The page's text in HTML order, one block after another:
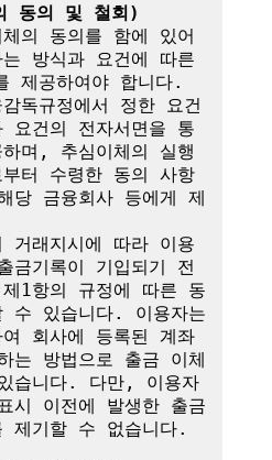
동의 및 철회)
의 동의를 함에 있어
방식과 요건에 따른
제공하여야 합니다.
독규정에서 정한 요건
요건의 전자서면을 통
며, 추심이체의 실행
터 수령한 동의 사항
당 금융회사 등에게 제
래지시에 따라 이용
금기록이 기입되기 전
1항의 규정에 따른 동
수 있습니다. 이용자는
회사에 등록된 계좌
는 방법으로 출금 이체
습니다. 다만, 이용자
시 이전에 발생한 출금
제기할 수 없습니다.